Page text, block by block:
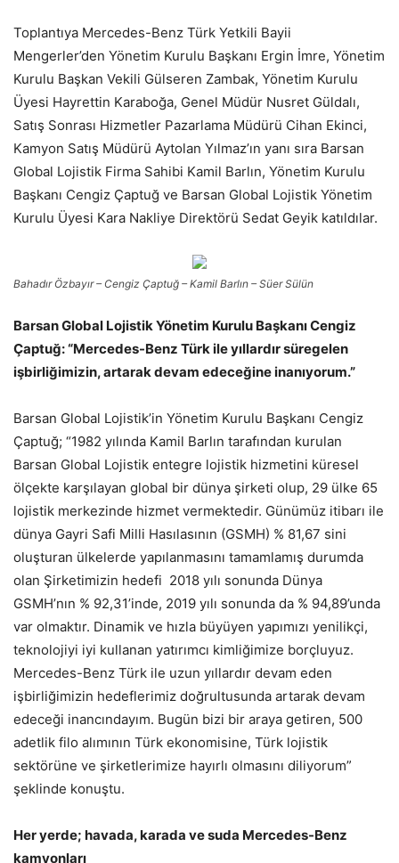
Toplantıya Mercedes-Benz Türk Yetkili Bayii
Mengerler’den Yönetim Kurulu Başkanı Ergin İmre, Yönetim
Kurulu Başkan Vekili Gülseren Zambak, Yönetim Kurulu
Üyesi Hayrettin Karaboğa, Genel Müdür Nusret Güldalı,
Satış Sonrası Hizmetler Pazarlama Müdürü Cihan Ekinci,
Kamyon Satış Müdürü Aytolan Yılmaz’ın yanı sıra Barsan
Global Lojistik Firma Sahibi Kamil Barlın, Yönetim Kurulu
Başkanı Cengiz Çaptuğ ve Barsan Global Lojistik Yönetim
Kurulu Üyesi Kara Nakliye Direktörü Sedat Geyik katıldılar.
Bahadır Özbayır – Cengiz Çaptuğ – Kamil Barlın – Süer Sülün
Barsan Global Lojistik Yönetim Kurulu Başkanı Cengiz
Çaptuğ: “Mercedes-Benz Türk ile yıllardır süregelen
işbirliğimizin, artarak devam edeceğine inanıyorum.”
Barsan Global Lojistik’in Yönetim Kurulu Başkanı Cengiz
Çaptuğ; “1982 yılında Kamil Barlın tarafından kurulan
Barsan Global Lojistik entegre lojistik hizmetini küresel
ölçekte karşılayan global bir dünya şirketi olup, 29 ülke 65
lojistik merkezinde hizmet vermektedir. Günümüz itibarı ile
dünya Gayri Safi Milli Hasılasının (GSMH) % 81,67 sini
oluşturan ülkelerde yapılanmasını tamamlamış durumda
olan Şirketimizin hedefi 2018 yılı sonunda Dünya
GSMH’nın % 92,31’inde, 2019 yılı sonunda da % 94,89’unda
var olmaktır. Dinamik ve hızla büyüyen yapımızı yenilikçi,
teknolojiyi iyi kullanan yatırımcı kimliğimize borçluyuz.
Mercedes-Benz Türk ile uzun yıllardır devam eden
işbirliğimizin hedeflerimiz doğrultusunda artarak devam
edeceği inancındayım. Bugün bizi bir araya getiren, 500
adetlik filo alımının Türk ekonomisine, Türk lojistik
sektörüne ve şirketlerimize hayırlı olmasını diliyorum”
şeklinde konuştu.
Her yerde; havada, karada ve suda Mercedes-Benz
kamyonları